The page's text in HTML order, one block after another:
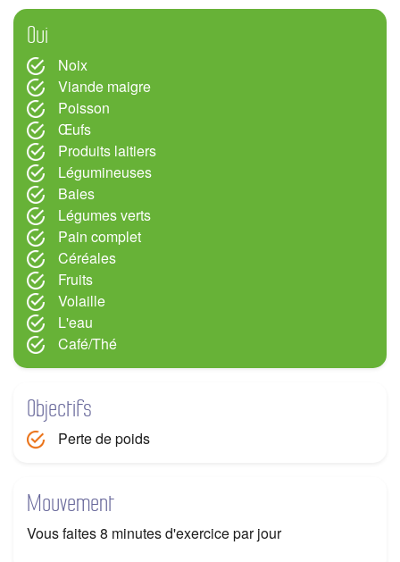
Oui
Noix
Viande maigre
Poisson
Œufs
Produits laitiers
Légumineuses
Baies
Légumes verts
Pain complet
Céréales
Fruits
Volaille
L'eau
Café/Thé
Objectifs
Perte de poids
Mouvement
Vous faites 8 minutes d'exercice par jour